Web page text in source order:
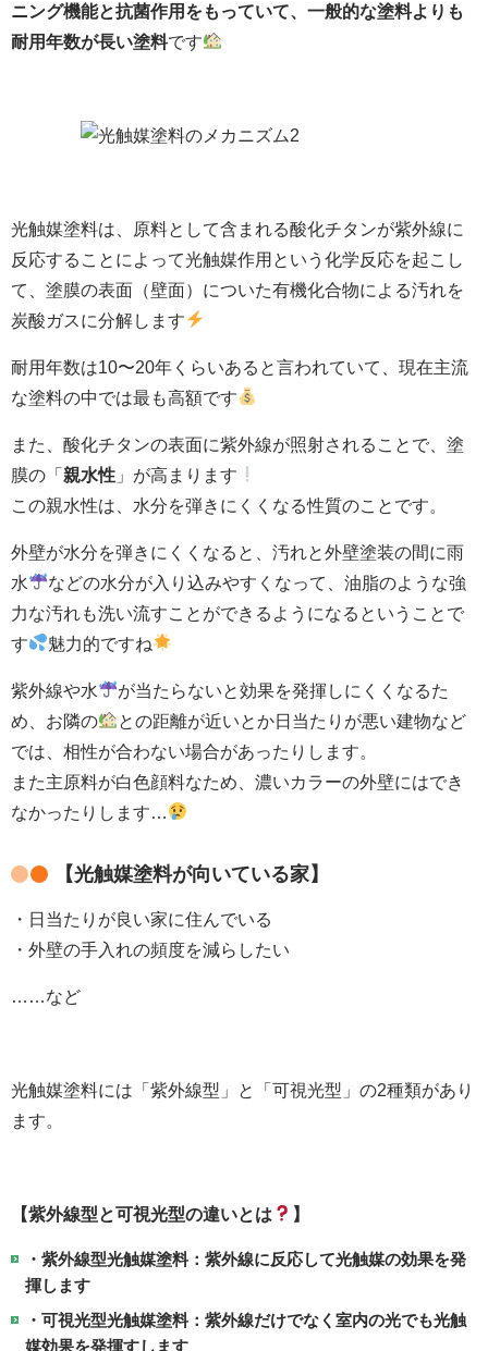
ニング機能と抗菌作用をもっていて、一般的な塗料よりも
耐用年数が長い塗料です
光触媒塗料は、原料として含まれる酸化チタンが紫外線に
反応することによって光触媒作用という化学反応を起こし
て、塗膜の表面（壁面）についた有機化合物による汚れを
炭酸ガスに分解します
耐用年数は10〜20年くらいあると言われていて、現在主流
な塗料の中では最も高額です
また、酸化チタンの表面に紫外線が照射されることで、塗
膜の「 親水性 」が高まります
この親水性は、水分を弾きにくくなる性質のことです。
外壁が水分を弾きにくくなると、汚れと外壁塗装の間に雨
水
などの水分が入り込みやすくなって、油脂のような強
力な汚れも洗い流すことができるようになるということで
す
魅力的ですね
紫外線や水
が当たらないと効果を発揮しにくくなるた
め、お隣の
との距離が近いとか日当たりが悪い建物など
では、相性が合わない場合があったりします。
また主原料が白色顔料なため、濃いカラーの外壁にはでき
なかったりします…
【光触媒塗料が向いている家】
・日当たりが良い家に住んでいる
・外壁の手入れの頻度を減らしたい
……など
光触媒塗料には「紫外線型」と「可視光型」の2種類があり
ます。
【紫外線型と可視光型の違いとは 】
・紫外線型光触媒塗料：紫外線に反応して光触媒の効果を発
揮します
・可視光型光触媒塗料：紫外線だけでなく室内の光でも光触
媒効果を発揮すします